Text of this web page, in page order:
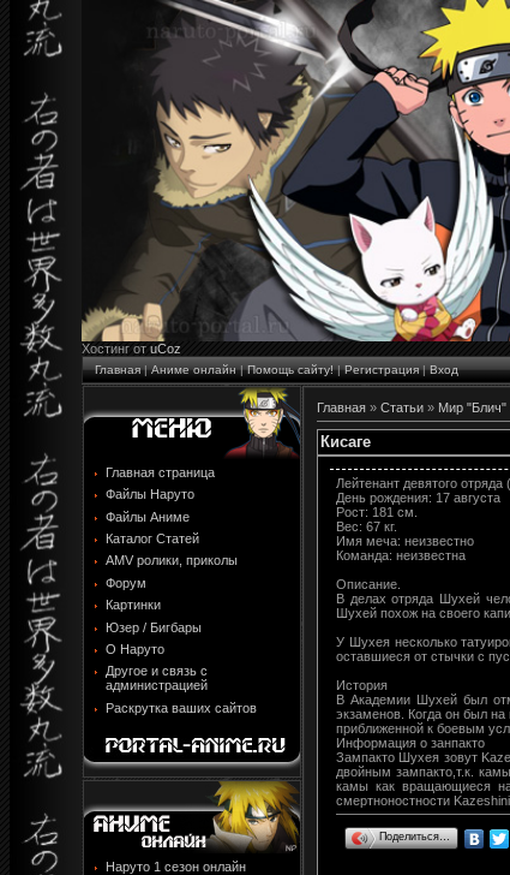
Хостинг от uCoz
Главная|Аниме онлайн|Помощь сайту!|Регистрация|Вход
Главная страница
Файлы Наруто
Файлы Аниме
Каталог Статей
AMV ролики, приколы
Форум
Картинки
Юзер / Бигбары
О Наруто
Другое и связь с
администрацией
Раскрутка ваших сайтов
Наруто 1 сезон онлайн
Главная » Статьи » Мир "Блич"
Кисаге
Лейтенант девятого
День рождения: 17 августа
Рост: 181 см.
Вес: 67 кг.
Имя меча: неизвестно
Команда: неизвестна
Описание.
В делах отряда Шухей
Шухей похож на своего
У Шухея несколько
оставшиеся от стычки с
История
В Академии Шухей был
экзаменов. Когда он был
приближенной к боевым
Информация о занпакто
Зампакто Шухея зовут
двойным зампакто,т.к.
камы как вращающиеся
смертноностности
Поделиться…